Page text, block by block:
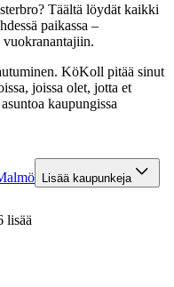
Täältä löydät kaikki
paikassa –
KöKoll pitää sinut
joissa olet, jotta et
kaupungissa
Lisää kaupunkeja
lisää